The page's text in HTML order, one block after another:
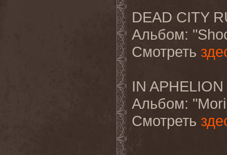
DEAD CITY
Альбом:
Смотреть
IN
Альбом:
Смотреть